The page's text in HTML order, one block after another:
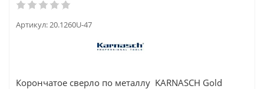
Артикул:20.1260U-47
Корончатое сверло по металлу KARNASCH Gold